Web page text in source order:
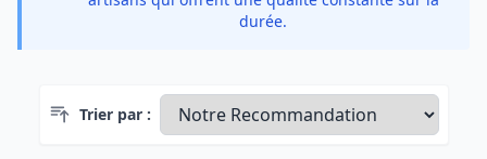
durée.
Trier par :